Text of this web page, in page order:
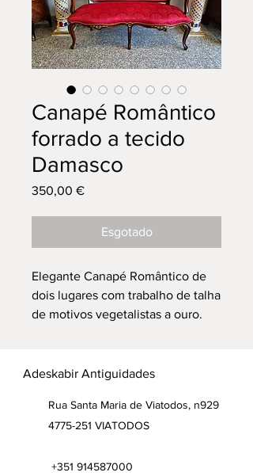
Canapé Romântico
forrado a tecido
Damasco
350,00 €Preço
Esgotado
Elegante Canapé Romântico de
dois lugares com trabalho de talha
de motivos vegetalistas a ouro.
Muito bom Estado (Totalmente
- 129 cm comprimento
- 52 cm profundidade
Adeskabir Antiguidades
Rua Santa Maria de Viatodos, n929
4775-251 VIATODOS
+351 914587000